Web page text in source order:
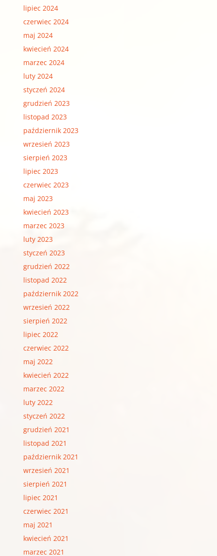
lipiec 2024
czerwiec 2024
maj 2024
kwiecień 2024
marzec 2024
luty 2024
styczeń 2024
grudzień 2023
listopad 2023
październik 2023
wrzesień 2023
sierpień 2023
lipiec 2023
czerwiec 2023
maj 2023
kwiecień 2023
marzec 2023
luty 2023
styczeń 2023
grudzień 2022
listopad 2022
październik 2022
wrzesień 2022
sierpień 2022
lipiec 2022
czerwiec 2022
maj 2022
kwiecień 2022
marzec 2022
luty 2022
styczeń 2022
grudzień 2021
listopad 2021
październik 2021
wrzesień 2021
sierpień 2021
lipiec 2021
czerwiec 2021
maj 2021
kwiecień 2021
marzec 2021